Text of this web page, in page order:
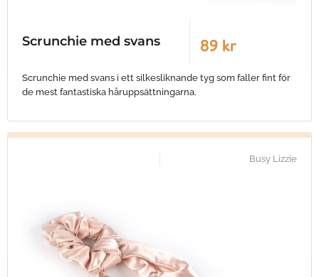
Scrunchie med svans 89 kr
Scrunchie med svans i ett silkesliknande tyg som faller fint för
de mest fantastiska håruppsättningarna.
Busy Lizzie